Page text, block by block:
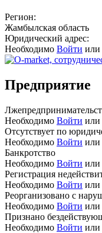
Регион:
Жамбылская область
Юридический адрес:
Необходимо Войти или
Предприятие
Необходимо Войти или
Отсутствует по
Необходимо Войти или
Банкротство
Необходимо Войти или
Регистрация
Необходимо Войти или
Реорганизовано с
Необходимо Войти или
Признано
Необходимо Войти или